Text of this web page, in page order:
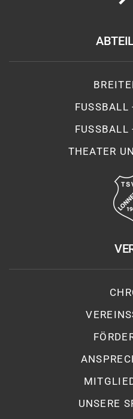
FUSSBALL
FUSSBALL
THEATER
UNSERE